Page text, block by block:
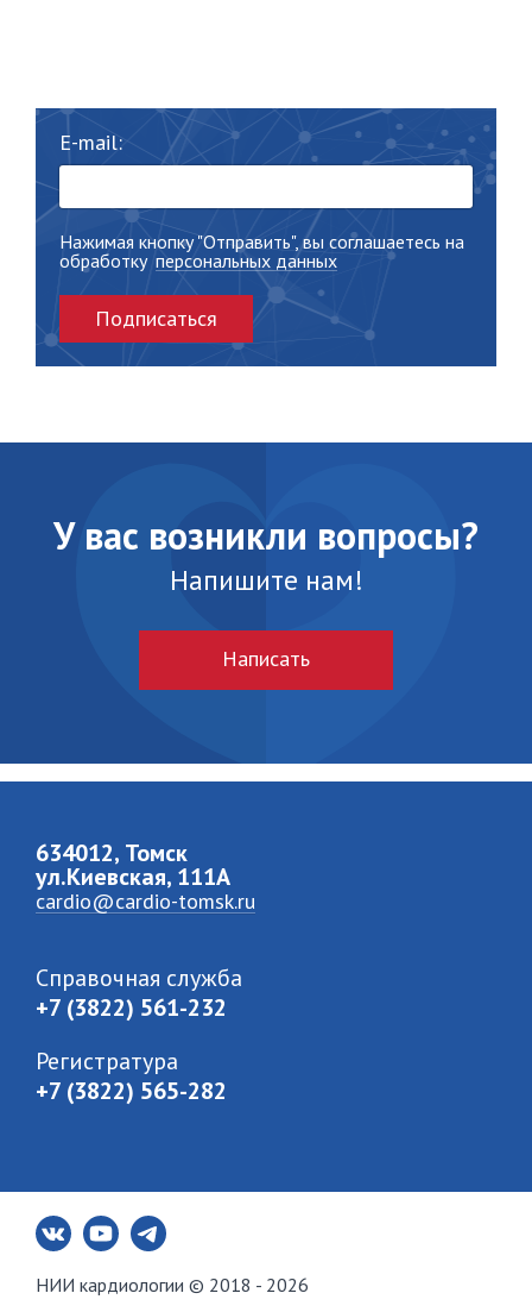
E-mail:
Нажимая кнопку "Отправить", вы соглашаетесь на
обработку персональных данных
Подписаться
У вас возникли вопросы?
Напишите нам!
Написать
634012, Томск
ул.Киевская, 111A
cardio@cardio-tomsk.ru
Справочная служба
+7 (3822) 561-232
Регистратура
+7 (3822) 565-282
НИИ кардиологии © 2018 - 2026